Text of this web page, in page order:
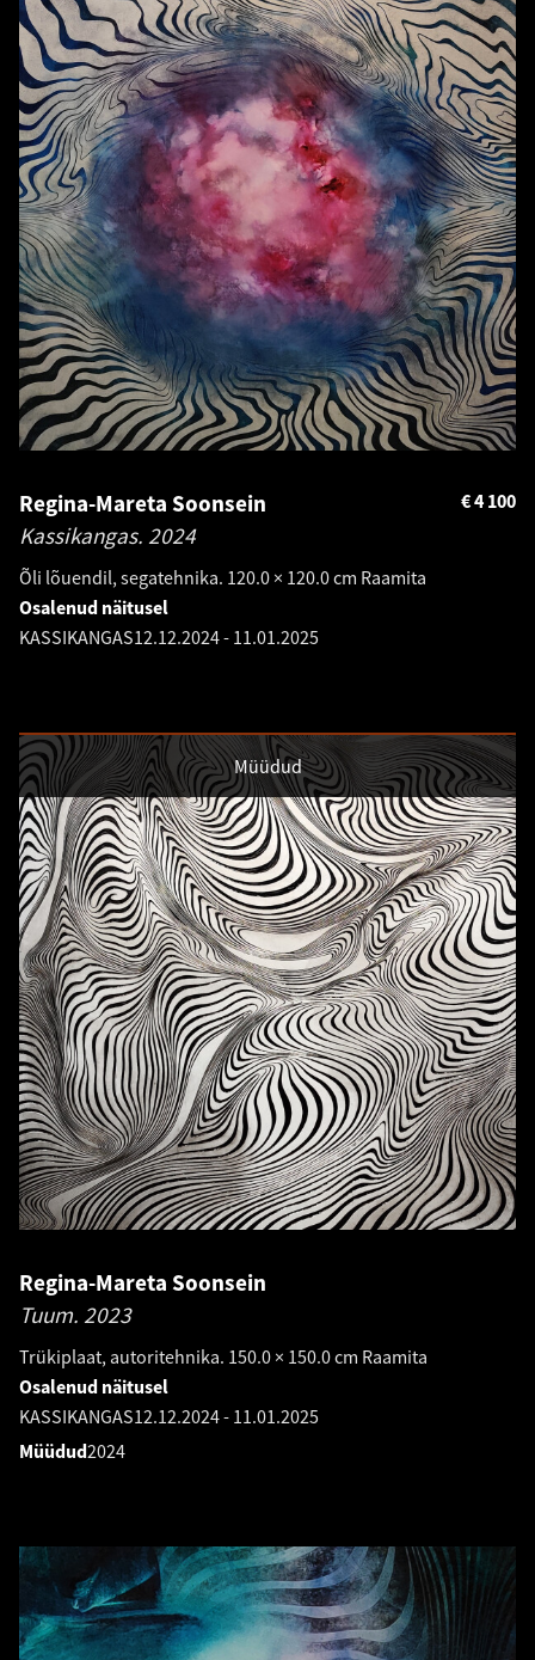
Regina-Mareta Soonsein
Kassikangas. 2024
Õli lõuendil, segatehnika. 120.0 × 120.0 cm Raamita
4 100
€
Osalenud näitusel
KASSIKANGAS12.12.2024- 11.01.2025
Müüdud
Regina-Mareta Soonsein
Tuum. 2023
Trükiplaat, autoritehnika. 150.0 × 150.0 cm Raamita
Osalenud näitusel
KASSIKANGAS12.12.2024- 11.01.2025
Müüdud2024